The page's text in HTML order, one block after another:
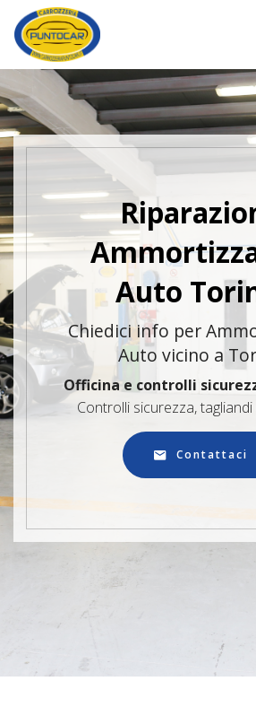
Auto
Chiedici info per
Auto vicino a
Officina e controlli
Controlli sicurezza,
Contattaci